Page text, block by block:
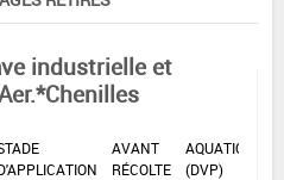
industrielle et
AVANT
RÉCOLTE
AQUATIQUE
(DVP)